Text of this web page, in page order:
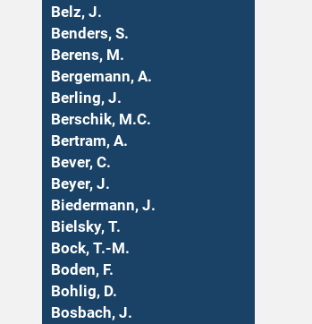
Belz, J.
Benders, S.
Berens, M.
Bergemann, A.
Berling, J.
Berschik, M.C.
Bertram, A.
Bever, C.
Beyer, J.
Biedermann, J.
Bielsky, T.
Bock, T.-M.
Boden, F.
Bohlig, D.
Bosbach, J.